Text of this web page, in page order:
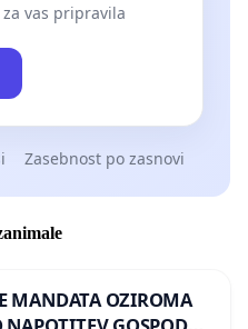
vas pripravila
Zasebnost po zasnovi
MANDATA OZIROMA